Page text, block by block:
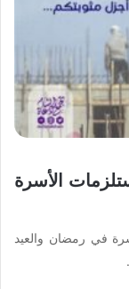
الأسرة
في رمضان والعيد